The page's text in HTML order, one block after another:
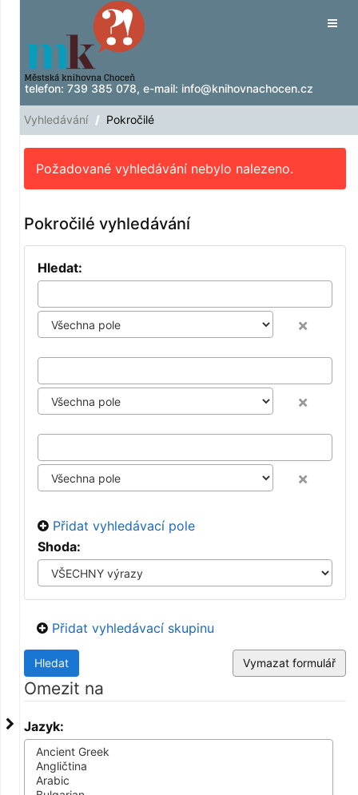
Přeskočit na obsah
telefon: 739 385 078, e-mail: info@knihovnachocen.cz
Vyhledávání Pokročilé
Požadované vyhledávání nebylo nalezeno.
Pokročilé vyhledávání
Hledat:
×
×
×
Přidat vyhledávací pole
Shoda:
Přidat vyhledávací skupinu
Omezit na
Jazyk: